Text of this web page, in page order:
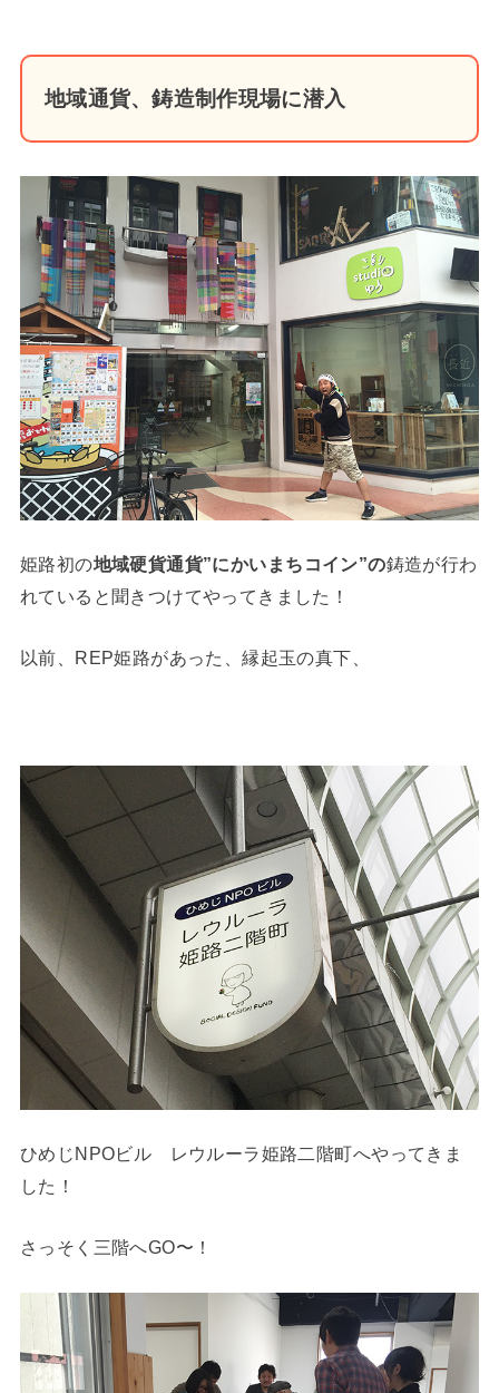
地域通貨、鋳造制作現場に潜入
姫路初の地域硬貨通貨”にかいまちコイン”の鋳造が行わ
れていると聞きつけてやってきました！
以前、REP姫路があった、縁起玉の真下、
ひめじNPOビル レウルーラ姫路二階町へやってきま
した！
さっそく三階へGO〜！